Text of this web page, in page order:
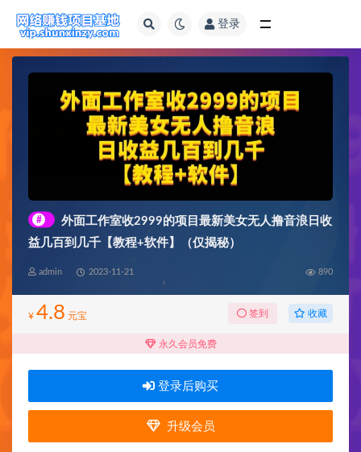
登录
#
外面工作室收2999的项目最新美女无人撸音浪日收
益几百到几千【教程+软件】（仅揭秘）
admin 2023-11-21 890
¥ 4.8 元宝 签到 收藏
永久会员免费
登录后购买
升级会员